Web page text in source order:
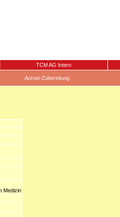
TCM AG Intern
Arznei-Zubereitung
Medizin